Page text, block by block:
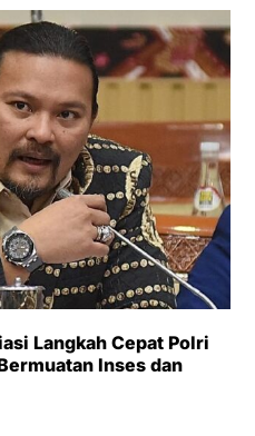
Langkah Cepat Polri
Inses dan